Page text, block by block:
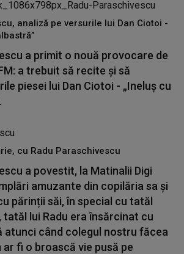
analiză pe versurile lui Dan Ciotoi -
a primit o nouă provocare de
a trebuit să recite și să
piesei lui Dan Ciotoi - „Ineluș cu
cu Radu Paraschivescu
a povestit, la Matinalii Digi
amuzante din copilăria sa și
părinții săi, în special cu tatăl
tatăl lui Radu era însărcinat cu
atunci când colegul nostru făcea
ar fi o broască vie pusă pe